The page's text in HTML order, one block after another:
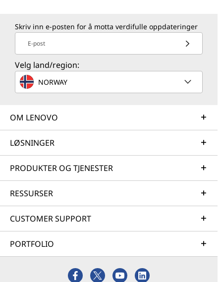
Skriv inn e-posten for å motta verdifulle oppdateringer
E-post
Velg land/region:
NORWAY
OM LENOVO
LØSNINGER
PRODUKTER OG TJENESTER
RESSURSER
CUSTOMER SUPPORT
PORTFOLIO